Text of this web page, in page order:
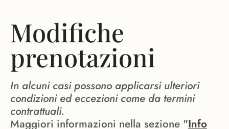
Modifiche
prenotazioni
In alcuni casi possono applicarsi ulteriori
condizioni ed eccezioni come da termini
contrattuali.
Maggiori informazioni nella sezione "Info